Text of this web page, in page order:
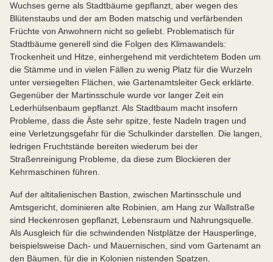
Wuchses gerne als Stadtbäume gepflanzt, aber wegen des
Blütenstaubs und der am Boden matschig und verfärbenden
Früchte von Anwohnern nicht so geliebt. Problematisch für
Stadtbäume generell sind die Folgen des Klimawandels:
Trockenheit und Hitze, einhergehend mit verdichtetem Boden um
die Stämme und in vielen Fällen zu wenig Platz für die Wurzeln
unter versiegelten Flächen, wie Gartenamtsleiter Geck erklärte.
Gegenüber der Martinsschule wurde vor langer Zeit ein
Lederhülsenbaum gepflanzt. Als Stadtbaum macht insofern
Probleme, dass die Äste sehr spitze, feste Nadeln tragen und
eine Verletzungsgefahr für die Schulkinder darstellen. Die langen,
ledrigen Fruchtstände bereiten wiederum bei der
Straßenreinigung Probleme, da diese zum Blockieren der
Kehrmaschinen führen.
Auf der altitalienischen Bastion, zwischen Martinsschule und
Amtsgericht, dominieren alte Robinien, am Hang zur Wallstraße
sind Heckenrosen gepflanzt, Lebensraum und Nahrungsquelle.
Als Ausgleich für die schwindenden Nistplätze der Hausperlinge,
beispielsweise Dach- und Mauernischen, sind vom Gartenamt an
den Bäumen, für die in Kolonien nistenden Spatzen,